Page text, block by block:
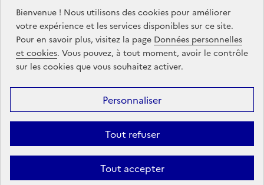
un volontariat.
Partners
gouvernement.fr legifrance.gouv.fr
service-public.gouv.fr
Mentions légales Données personnelles
Accessibilité : partiellement
sur votre site !
Sauf mention contraire, tous les contenus de ce site sont sous
Bienvenue ! Nous utilisons des cookies pour améliorer
votre expérience et les services disponibles sur ce site.
Pour en savoir plus, visitez la page Données personnelles
et cookies. Vous pouvez, à tout moment, avoir le contrôle
sur les cookies que vous souhaitez activer.
Tout accepter
Tout refuser
Personnaliser